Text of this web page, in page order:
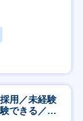
用／未経験
できる／研